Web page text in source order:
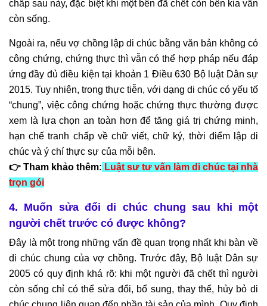
chấp sau này, đặc biệt khi một bên đã chết còn bên kia vẫn
còn sống.
Ngoài ra, nếu vợ chồng lập di chúc bằng văn bản không có
công chứng, chứng thực thì vẫn có thể hợp pháp nếu đáp
ứng đầy đủ điều kiện tại khoản 1 Điều 630 Bộ luật Dân sự
2015. Tuy nhiên, trong thực tiễn, với dạng di chúc có yếu tố
“chung”, việc công chứng hoặc chứng thực thường được
xem là lựa chọn an toàn hơn để tăng giá trị chứng minh,
hạn chế tranh chấp về chữ viết, chữ ký, thời điểm lập di
chúc và ý chí thực sự của mỗi bên.
👉 Tham khảo thêm: Luật sư tư vấn làm di chúc tại nhà
trọn gói
4. Muốn sửa đổi di chúc chung sau khi một
người chết trước có được không?
Đây là một trong những vấn đề quan trọng nhất khi bàn về
di chúc chung của vợ chồng. Trước đây, Bộ luật Dân sự
2005 có quy định khá rõ: khi một người đã chết thì người
còn sống chỉ có thể sửa đổi, bổ sung, thay thế, hủy bỏ di